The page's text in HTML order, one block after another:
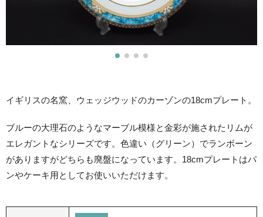
イギリスの名窯、ウェッジウッドのカーゾンの18cmプレート。
ブルーの大理石のようなマーブル模様と金彩が施されたリムが
エレガントなシリーズです。色違い（グリーン）でランボーン
がありますがどちらも廃盤になっています。18cmプレートはパ
ンやケーキ用としてお使いいただけます。